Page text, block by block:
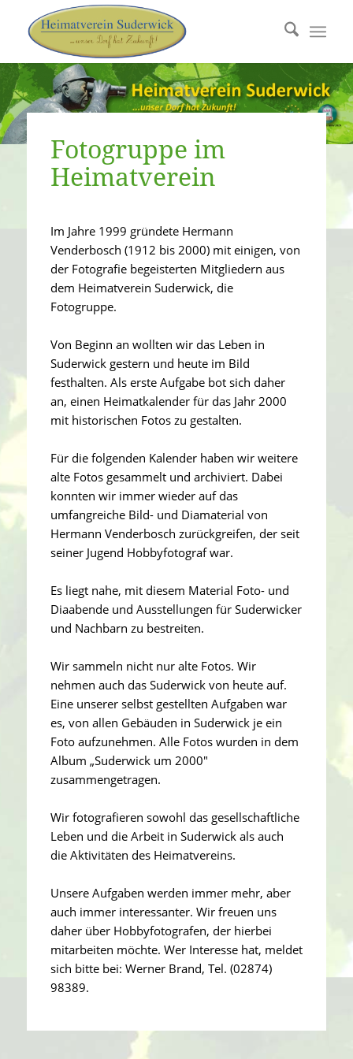
Fotogruppe im
Heimatverein
Im Jahre 1999 gründete Hermann
Venderbosch (1912 bis 2000) mit einigen, von
der Fotografie begeisterten Mitgliedern aus
dem Heimatverein Suderwick, die
Fotogruppe.
Von Beginn an wollten wir das Leben in
Suderwick gestern und heute im Bild
festhalten. Als erste Aufgabe bot sich daher
an, einen Heimatkalender für das Jahr 2000
mit historischen Fotos zu gestalten.
Für die folgenden Kalender haben wir weitere
alte Fotos gesammelt und archiviert. Dabei
konnten wir immer wieder auf das
umfangreiche Bild- und Diamaterial von
Hermann Venderbosch zurückgreifen, der seit
seiner Jugend Hobbyfotograf war.
Es liegt nahe, mit diesem Material Foto- und
Diaabende und Ausstellungen für Suderwicker
und Nachbarn zu bestreiten.
Wir sammeln nicht nur alte Fotos. Wir
nehmen auch das Suderwick von heute auf.
Eine unserer selbst gestellten Aufgaben war
es, von allen Gebäuden in Suderwick je ein
Foto aufzunehmen. Alle Fotos wurden in dem
Album „Suderwick um 2000″
zusammengetragen.
Wir fotografieren sowohl das gesellschaftliche
Leben und die Arbeit in Suderwick als auch
die Aktivitäten des Heimatvereins.
Unsere Aufgaben werden immer mehr, aber
auch immer interessanter. Wir freuen uns
daher über Hobbyfotografen, der hierbei
mitarbeiten möchte. Wer Interesse hat, meldet
sich bitte bei: Werner Brand, Tel. (02874)
98389.